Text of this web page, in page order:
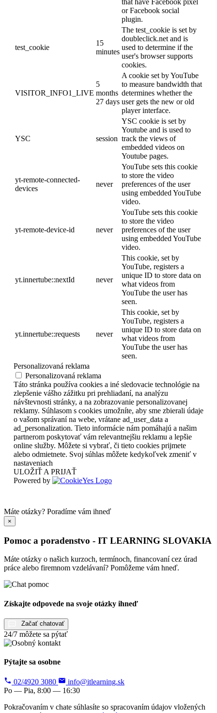
that have Facebook pixel
or Facebook social
plugin.
test_cookie
15
minutes
The test_cookie is set by
doubleclick.net and is
used to determine if the
user's browser supports
cookies.
VISITOR_INFO1_LIVE
5
months
27 days
A cookie set by YouTube
to measure bandwidth that
determines whether the
user gets the new or old
player interface.
YSC session
YSC cookie is set by
Youtube and is used to
track the views of
embedded videos on
Youtube pages.
yt-remote-connected-
devices
never
YouTube sets this cookie
to store the video
preferences of the user
using embedded YouTube
video.
yt-remote-device-id never
YouTube sets this cookie
to store the video
preferences of the user
using embedded YouTube
video.
yt.innertube::nextId never
This cookie, set by
YouTube, registers a
unique ID to store data on
what videos from
YouTube the user has
seen.
yt.innertube::requests never
This cookie, set by
YouTube, registers a
unique ID to store data on
what videos from
YouTube the user has
seen.
Personalizovaná reklama
Personalizovaná reklama
Táto stránka používa cookies a iné sledovacie technológie na
zlepšenie vášho zážitku pri prehliadaní, na analýzu
návštevnosti stránky, a na zobrazovanie personalizovanej
reklamy. Súhlasom s cookies umožníte, aby sme zbierali údaje
o vašom správaní na webe, vrátane ad_user_data a
ad_personalization. Tieto informácie nám pomáhajú a našim
partnerom poskytovať vám relevantnejšiu reklamu a lepšie
online služby. Môžete si vybrať, či tieto cookies prijmete
alebo odmietnete. Svoj súhlas môžete kedykoľvek zmeniť v
nastaveniach
ULOŽIŤ A PRIJAŤ
Powered by
Máte otázky? Poradíme vám ihneď
×
Pomoc a poradenstvo - IT LEARNING SLOVAKIA
Máte otázky o našich kurzoch, termínoch, financovaní cez úrad
práce alebo firemnom vzdelávaní? Pomôžeme vám hneď.
Získajte odpovede na svoje otázky ihneď
Začať chatovať
24/7 môžete sa pýtať
Pýtajte sa osobne
02/4920 3080
info@itlearning.sk
Po — Pia, 8:00 — 16:30
Pokračovaním v chate súhlasíte so spracovaním údajov vložených